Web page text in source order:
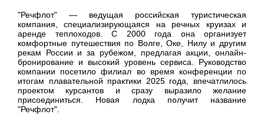
"Речфлот" — ведущая российская туристическая
компания, специализирующаяся на речных круизах и
аренде теплоходов. С 2000 года она организует
комфортные путешествия по Волге, Оке, Нилу и другим
рекам России и за рубежом, предлагая акции, онлайн-
бронирование и высокий уровень сервиса. Руководство
компании посетило филиал во время конференции по
итогам плавательной практики 2025 года, впечатлилось
проектом курсантов и сразу выразило желание
присоединиться. Новая лодка получит название
"Речфлот".